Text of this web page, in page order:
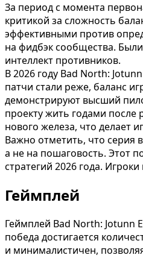
За период с момента
критикой за сложность
эффективными против
на фидбэк сообщества.
интеллект противников.
В 2026 году Bad North:
патчи стали реже, баланс
демонстрируют высший
проекту жить годами
нового железа, что делает
Важно отметить, что серия
а не на пошаговость. Этот
стратегий 2026 года.
Геймплей
Геймплей Bad North: Jotunn
победа достигается
и минималистичен,